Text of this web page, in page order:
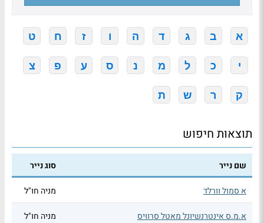
א ב ג ד ה ו ז ח ט
י כ ל מ נ ס ע פ צ
ק ר ש ת
תוצאות חיפוש
שם נייר סוג נייר
א סמול וורלד מניה חו"ל
א.מ.ס אינטרנשיונל מאטל סרוויס מניה חו"ל